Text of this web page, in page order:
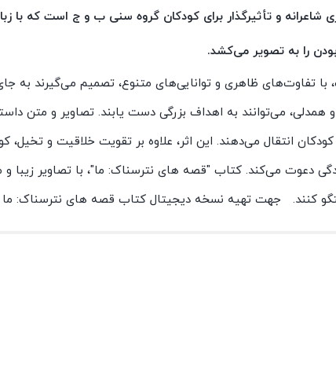
شاعرانه و تأثیرگذار برای کودکان گروه سنی ب و ج است که با
را به تصویر می‌کشد.
ظاهری و توانایی‌های متنوع، تصمیم می‌گیرند به جای
همدلی، می‌توانند به اهداف بزرگی دست یابند. تصاویر و متن
انتقال می‌دهند. این اثر، علاوه بر تقویت خلاقیت و تخیل،
دعوت می‌کند. کتاب "قصه های نترسناک: ما"، با تصاویر زیبا و
کنند. جهت تهیه نسخه دیجیتال کتاب قصه های نترسناک: ما